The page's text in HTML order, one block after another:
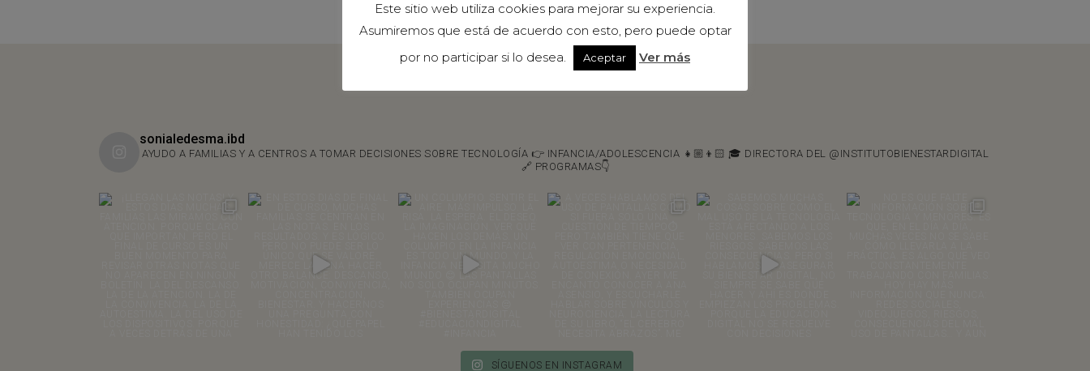
sonialedesma.ibd
AYUDO A FAMILIAS Y A CENTROS A TOMAR DECISIONES SOBRE TECNOLOGÍA 👉 INFANCIA/ADOLESCENCIA 👧🏼👦🏻 🎓 DIRECTORA DEL @INSTITUTOBIENESTARDIGITAL
🔗 PROGRAMAS👇
SÍGUENOS EN INSTAGRAM
Este sitio web utiliza cookies para mejorar su experiencia.
Asumiremos que está de acuerdo con esto, pero puede optar
por no participar si lo desea.
Aceptar Ver más